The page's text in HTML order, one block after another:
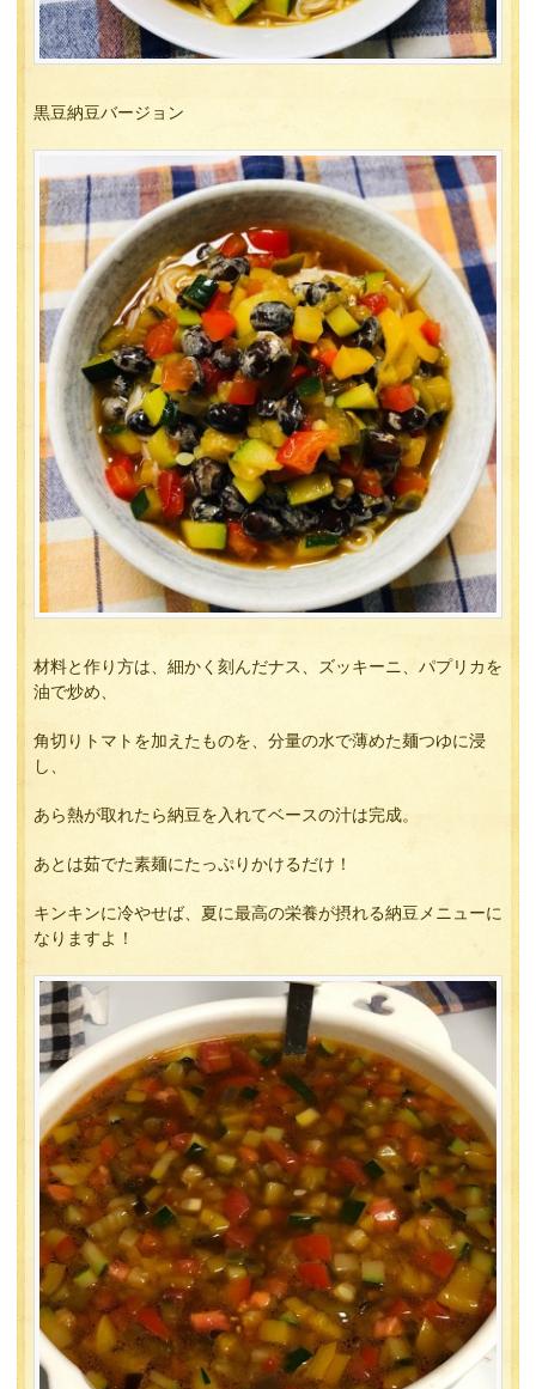
黒豆納豆バージョン
材料と作り方は、細かく刻んだナス、ズッキーニ、パプリカを
油で炒め、
角切りトマトを加えたものを、分量の水で薄めた麺つゆに浸
し、
あら熱が取れたら納豆を入れてベースの汁は完成。
あとは茹でた素麺にたっぷりかけるだけ！
キンキンに冷やせば、夏に最高の栄養が摂れる納豆メニューに
なりますよ！